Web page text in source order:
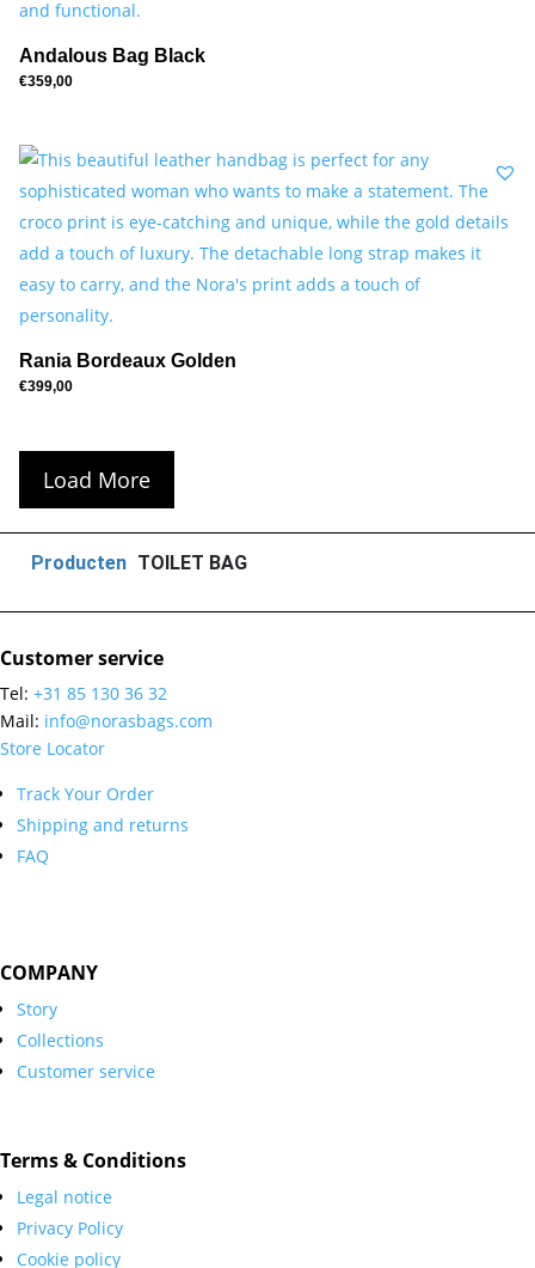
Andalous Bag Black
€359,00
Rania Bordeaux Golden
€399,00
Load More
Producten TOILET BAG
Customer service
Tel: +31 85 130 36 32
Mail: info@norasbags.com
Store Locator
Track Your Order
Shipping and returns
FAQ
COMPANY
Story
Collections
Customer service
Terms & Conditions
Legal notice
Privacy Policy
Cookie policy